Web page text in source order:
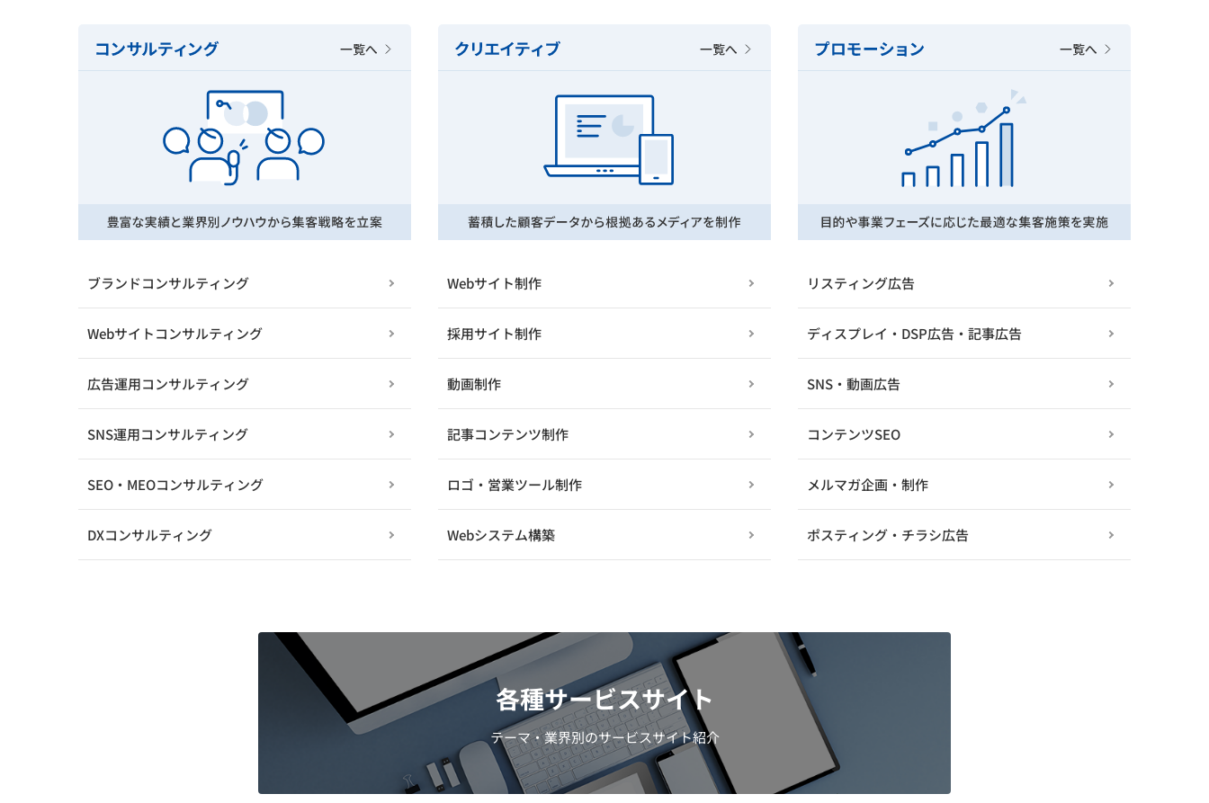
ブランドコンサルティング
Webサイトコンサルティング
広告運用コンサルティング
SNS運用コンサルティング
SEO・MEOコンサルティング
DXコンサルティング
Webサイト制作
採用サイト制作
動画制作
記事コンテンツ制作
ロゴ・営業ツール制作
Webシステム構築
リスティング広告
ディスプレイ・DSP広告・記事広告
SNS・動画広告
コンテンツSEO
メルマガ企画・制作
ポスティング・チラシ広告
各種サービスサイト
テーマ・業界別のサービスサイト紹介